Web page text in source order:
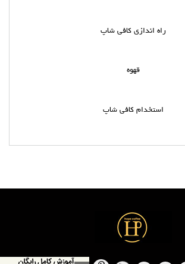
راه اندازی کافی شاپ
قهوه
استخدام کافی شاپ